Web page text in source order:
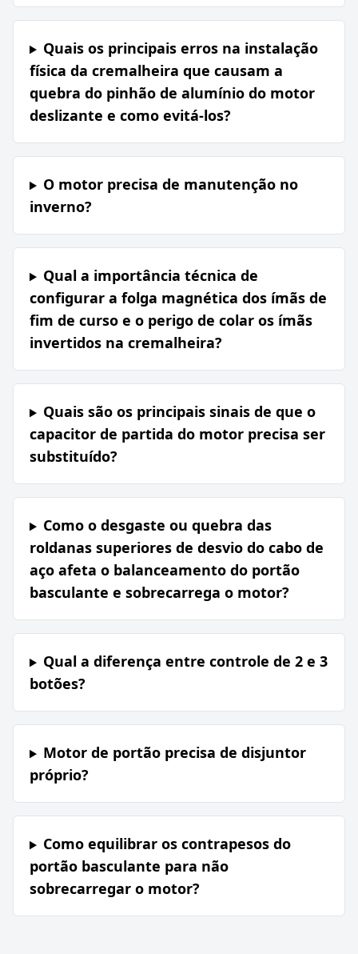
Quais os principais erros na instalação
física da cremalheira que causam a
quebra do pinhão de alumínio do motor
deslizante e como evitá-los?
O motor precisa de manutenção no
inverno?
Qual a importância técnica de
configurar a folga magnética dos ímãs de
fim de curso e o perigo de colar os ímãs
invertidos na cremalheira?
Quais são os principais sinais de que o
capacitor de partida do motor precisa ser
substituído?
Como o desgaste ou quebra das
roldanas superiores de desvio do cabo de
aço afeta o balanceamento do portão
basculante e sobrecarrega o motor?
Qual a diferença entre controle de 2 e 3
botões?
Motor de portão precisa de disjuntor
próprio?
Como equilibrar os contrapesos do
portão basculante para não
sobrecarregar o motor?